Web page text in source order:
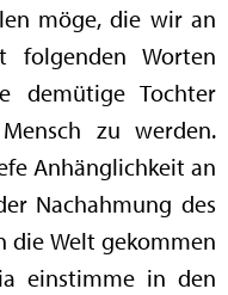
möge, die wir an
Worten
demütige Tochter
zu werden.
Anhänglichkeit an
Nachahmung des
die Welt gekommen
einstimme in den